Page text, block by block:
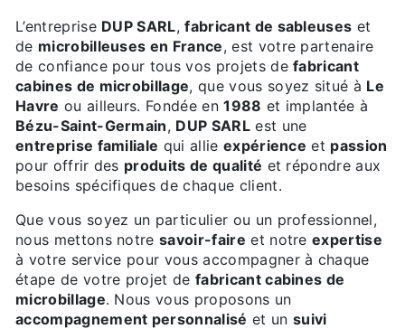
L’entreprise DUP SARL,fabricant de sableuses et
de microbilleuses en France, est votre partenaire
de confiance pour tous vos projets defabricant
cabines de microbillage, que vous soyez situé à Le
Havre ou ailleurs. Fondée en1988 et implantée à
Bézu-Saint-Germain, DUP SARLest une
entreprise familiale qui allie expérience et passion
pour offrir des produits de qualité et répondre aux
besoins spécifiques de chaque client.
Que vous soyez un particulier ou un professionnel,
nous mettons notresavoir-faire et notreexpertise
à votre service pour vous accompagner à chaque
étape de votre projet defabricant cabines de
microbillage. Nous vous proposons un
accompagnement personnalisé et un suivi